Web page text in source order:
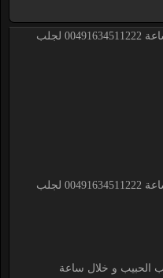
الشيخ الروحاني جلب الحبيب و خلال ساعة 00491634511222 لجلب
الشيخ الروحاني جلب الحبيب و خلال ساعة 00491634511222 لجلب